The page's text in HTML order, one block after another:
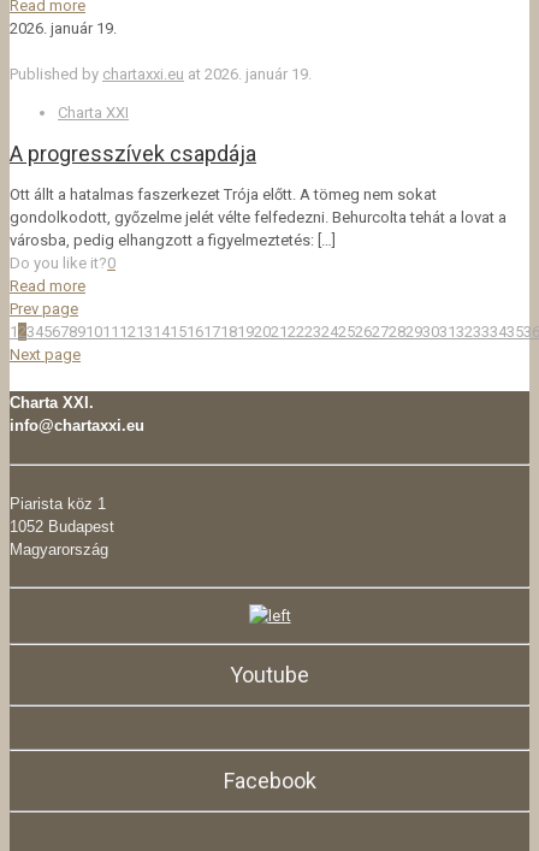
Read more
2026. január 19.
Published by chartaxxi.eu at 2026. január 19.
Charta XXI
A progresszívek csapdája
Ott állt a hatalmas faszerkezet Trója előtt. A tömeg nem sokat
gondolkodott, győzelme jelét vélte felfedezni. Behurcolta tehát a lovat a
városba, pedig elhangzott a figyelmeztetés: […]
Do you like it?0
Read more
Prev page
1234567891011 12131415161718192021222324252627282930313233343536
Next page
Charta XXI.
info@chartaxxi.eu
Piarista köz 1
1052 Budapest
Magyarország
Youtube
Facebook